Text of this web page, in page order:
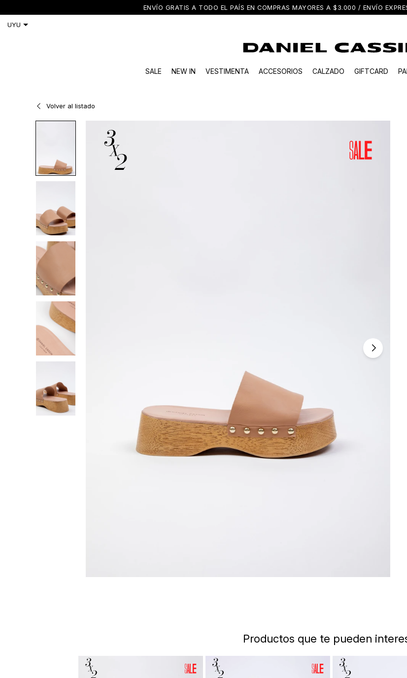
ENVÍO GRATIS A TODO EL PAÍS EN COMPRAS MAYORES A $3.000 / ENVÍO
SALE NEW IN VESTIMENTA ACCESORIOS CALZADO GIFTCARD
Volver al listado
Productos que te pueden